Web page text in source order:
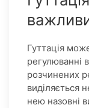
Гуттація
регулюванні
розчинених
виділяється
нею назовні